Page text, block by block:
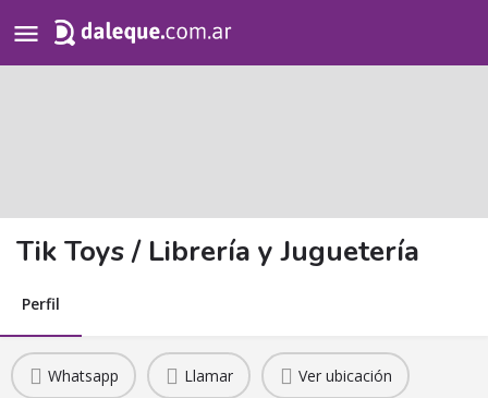
for:
Tik Toys / Librería y Juguetería
Perfil
Whatsapp Llamar Ver ubicación